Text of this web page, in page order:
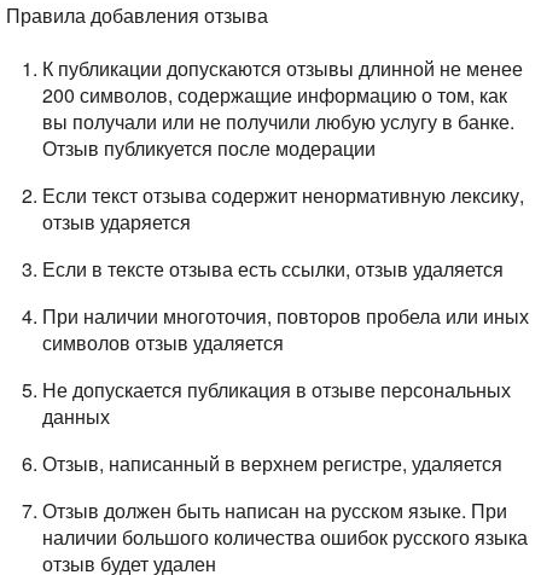
Правила добавления отзыва
К публикации допускаются отзывы длинной не менее
200 символов, содержащие информацию о том, как
вы получали или не получили любую услугу в банке.
Отзыв публикуется после модерации
Если текст отзыва содержит ненормативную лексику,
отзыв ударяется
Если в тексте отзыва есть ссылки, отзыв удаляется
При наличии многоточия, повторов пробела или иных
символов отзыв удаляется
Не допускается публикация в отзыве персональных
данных
Отзыв, написанный в верхнем регистре, удаляется
Отзыв должен быть написан на русском языке. При
наличии большого количества ошибок русского языка
отзыв будет удален